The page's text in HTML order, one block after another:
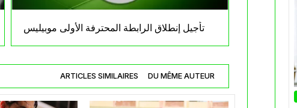
تأجيل إنطلاق الرابطة المحترفة الأولى موبيليس
ARTICLES SIMILAIRES DU MÊME AUTEUR